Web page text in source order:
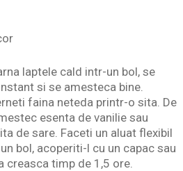
laptele cald intr-un bol, se
si se amesteca bine.
faina neteda printr-o sita. De
esenta de vanilie sau
de sare. Faceti un aluat flexibil
bol, acoperiti-l cu un capac sau
creasca timp de 1,5 ore.